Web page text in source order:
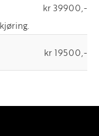
kr 39900,-
kr 19500,-